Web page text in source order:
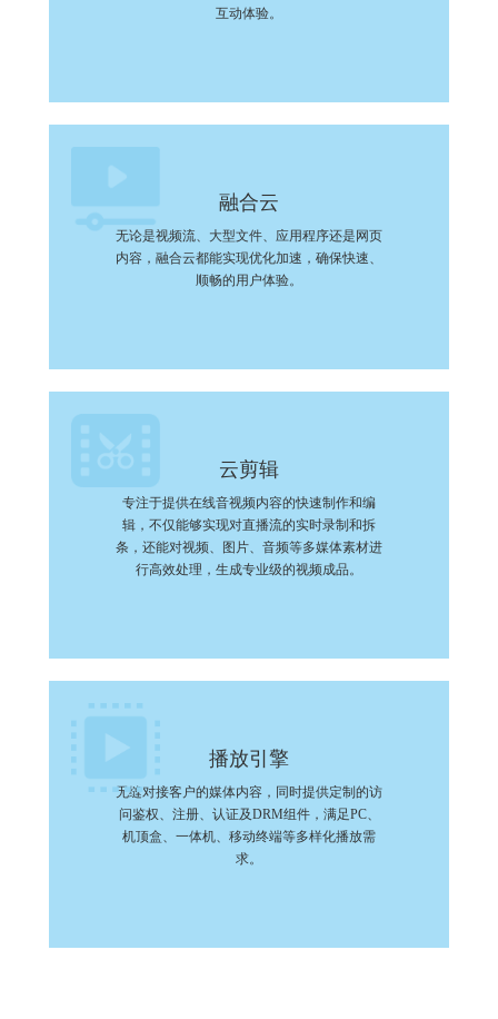
互动体验。
融合云
无论是视频流、大型文件、应用程序还是网页
内容，融合云都能实现优化加速，确保快速、
顺畅的用户体验。
云剪辑
专注于提供在线音视频内容的快速制作和编
辑，不仅能够实现对直播流的实时录制和拆
条，还能对视频、图片、音频等多媒体素材进
行高效处理，生成专业级的视频成品。
播放引擎
无缝对接客户的媒体内容，同时提供定制的访
问鉴权、注册、认证及DRM组件，满足PC、
机顶盒、一体机、移动终端等多样化播放需
求。